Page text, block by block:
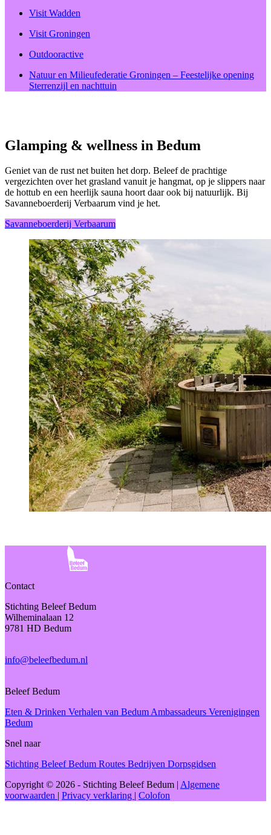
Visit Wadden
Visit Groningen
Outdooractive
Natuur en Milieufederatie Groningen – Feestelijke opening
Sterrenzijl en nachttuin
Glamping & wellness in Bedum
Geniet van de rust net buiten het dorp. Beleef de prachtige
vergezichten over het grasland vanuit je hangmat, op je slippers naar
de hottub en een heerlijk sauna hoort daar ook bij natuurlijk. Bij
Savanneboerderij Verbaarum vind je het.
Savanneboerderij Verbaarum
Contact
Stichting Beleef Bedum
Wilheminalaan 12
9781 HD Bedum
info@beleefbedum.nl
Beleef Bedum
Eten & Drinken Verhalen van BedumAmbassadeurs Verenigingen
Bedum
Snel naar
Stichting Beleef Bedum Routes Bedrijven Dorpsgidsen
Copyright © 2026 - Stichting Beleef Bedum | Algemene
voorwaarden | Privacy verklaring | Colofon